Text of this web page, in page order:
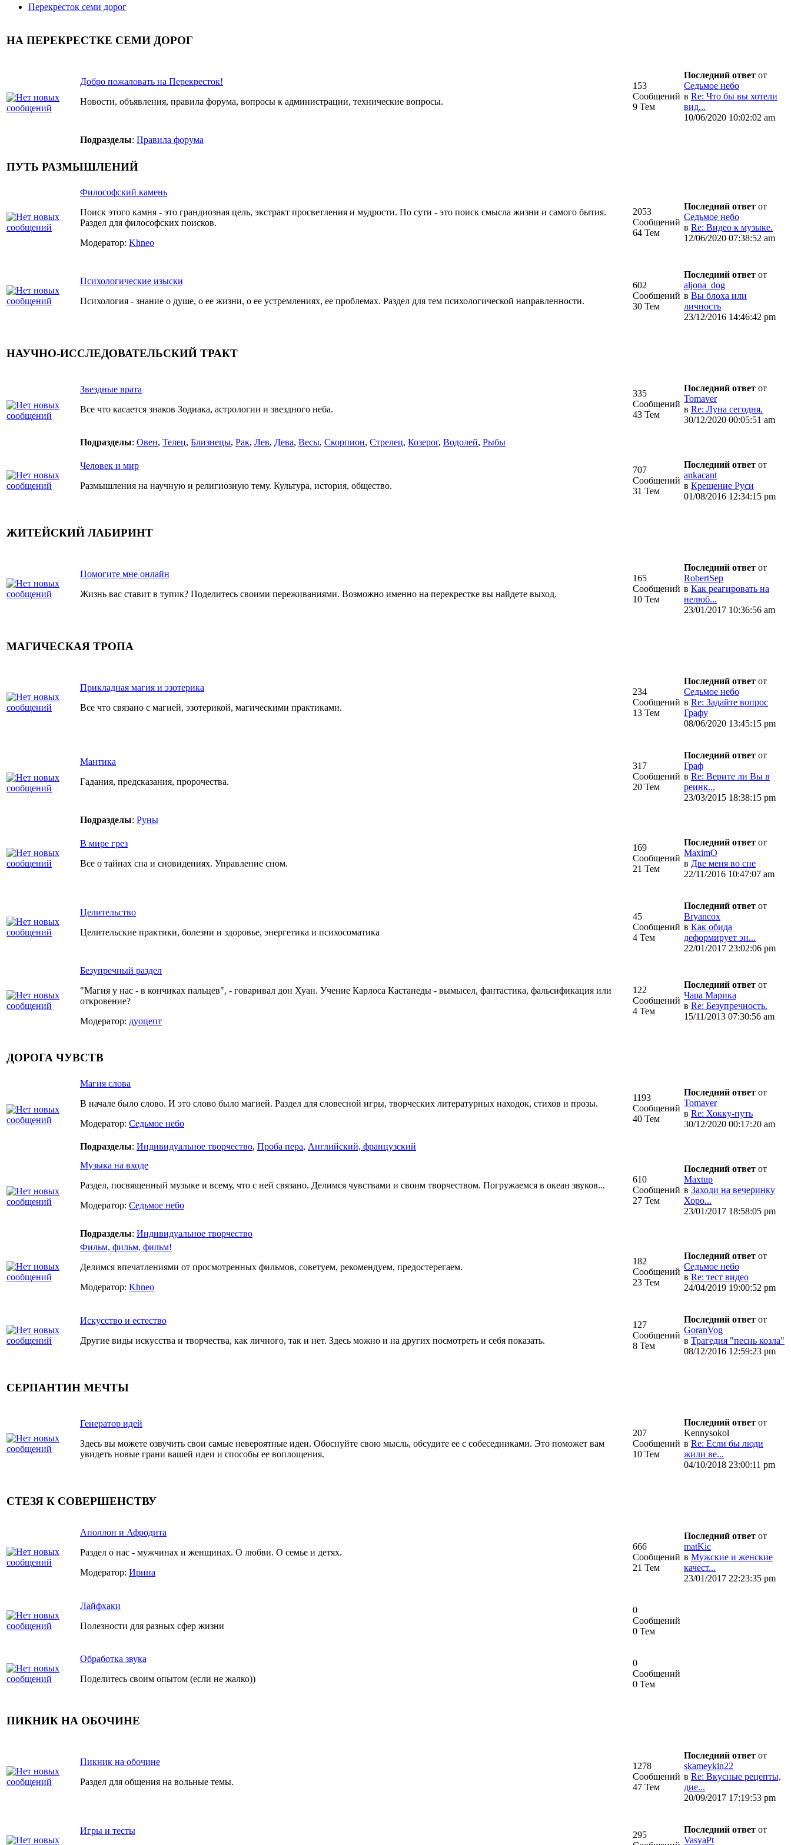
Перекресток семи дорог
НА ПЕРЕКРЕСТКЕ СЕМИ ДОРОГ
Добро пожаловать на Перекресток!
Новости, объявления, правила форума, вопросы к администрации, технические вопросы.
153
Сообщений
9 Тем
Последний ответ от
Седьмое небо
в Re: Что бы вы хотели
вид...
10/06/2020 10:02:02 am
Подразделы: Правила форума
ПУТЬ РАЗМЫШЛЕНИЙ
Философский камень
Поиск этого камня - это грандиозная цель, экстракт просветления и мудрости. По сути - это поиск смысла жизни и самого бытия.
Раздел для философских поисков.
Модератор: Khneo
2053
Сообщений
64 Тем
Последний ответ от
Седьмое небо
в Re: Видео к музыке.
12/06/2020 07:38:52 am
Психологические изыски
Психология - знание о душе, о ее жизни, о ее устремлениях, ее проблемах. Раздел для тем психологической направленности.
602
Сообщений
30 Тем
Последний ответ от
aljona_dog
в Вы блоха или
личность
23/12/2016 14:46:42 pm
НАУЧНО-ИССЛЕДОВАТЕЛЬСКИЙ ТРАКТ
Звездные врата
Все что касается знаков Зодиака, астрологии и звездного неба.
335
Сообщений
43 Тем
Последний ответ от
Tomaver
в Re: Луна сегодня.
30/12/2020 00:05:51 am
Подразделы: Овен, Телец, Близнецы, Рак, Лев, Дева, Весы, Скорпион, Стрелец, Козерог, Водолей, Рыбы
Человек и мир
Размышления на научную и религиозную тему. Культура, история, общество.
707
Сообщений
31 Тем
Последний ответ от
ankacant
в Крещение Руси
01/08/2016 12:34:15 pm
ЖИТЕЙСКИЙ ЛАБИРИНТ
Помогите мне онлайн
Жизнь вас ставит в тупик? Поделитесь своими переживаниями. Возможно именно на перекрестке вы найдете выход.
165
Сообщений
10 Тем
Последний ответ от
RobertSep
в Как реагировать на
нелюб...
23/01/2017 10:36:56 am
МАГИЧЕСКАЯ ТРОПА
Прикладная магия и эзотерика
Все что связано с магией, эзотерикой, магическими практиками.
234
Сообщений
13 Тем
Последний ответ от
Седьмое небо
в Re: Задайте вопрос
Графу
08/06/2020 13:45:15 pm
Мантика
Гадания, предсказания, пророчества.
317
Сообщений
20 Тем
Последний ответ от
Граф
в Re: Верите ли Вы в
реинк...
23/03/2015 18:38:15 pm
Подразделы: Руны
В мире грез
Все о тайнах сна и сновидениях. Управление сном.
169
Сообщений
21 Тем
Последний ответ от
MaximO
в Две меня во сне
22/11/2016 10:47:07 am
Целительство
Целительские практики, болезни и здоровье, энергетика и психосоматика
45
Сообщений
4 Тем
Последний ответ от
Bryancox
в Как обида
деформирует эн...
22/01/2017 23:02:06 pm
Безупречный раздел
"Магия у нас - в кончиках пальцев", - говаривал дон Хуан. Учение Карлоса Кастанеды - вымысел, фантастика, фальсификация или
откровение?
Модератор: дуоцепт
122
Сообщений
4 Тем
Последний ответ от
Чара Марика
в Re: Безупречность.
15/11/2013 07:30:56 am
ДОРОГА ЧУВСТВ
Магия слова
В начале было слово. И это слово было магией. Раздел для словесной игры, творческих литературных находок, стихов и прозы.
Модератор: Седьмое небо
1193
Сообщений
40 Тем
Последний ответ от
Tomaver
в Re: Хокку-путь
30/12/2020 00:17:20 am
Подразделы: Индивидуальное творчество, Проба пера, Английский, французский
Музыка на входе
Раздел, посвященный музыке и всему, что с ней связано. Делимся чувствами и своим творчеством. Погружаемся в океан звуков...
Модератор: Седьмое небо
610
Сообщений
27 Тем
Последний ответ от
Maxtup
в Заходи на вечеринку
Хоро...
23/01/2017 18:58:05 pm
Подразделы: Индивидуальное творчество
Фильм, фильм, фильм!
Делимся впечатлениями от просмотренных фильмов, советуем, рекомендуем, предостерегаем.
Модератор: Khneo
182
Сообщений
23 Тем
Последний ответ от
Седьмое небо
в Re: тест видео
24/04/2019 19:00:52 pm
Искусство и естество
Другие виды искусства и творчества, как личного, так и нет. Здесь можно и на других посмотреть и себя показать.
127
Сообщений
8 Тем
Последний ответ от
GoranVog
в Трагедия "песнь козла"
08/12/2016 12:59:23 pm
СЕРПАНТИН МЕЧТЫ
Генератор идей
Здесь вы можете озвучить свои самые невероятные идеи. Обоснуйте свою мысль, обсудите ее с собеседниками. Это поможет вам
увидеть новые грани вашей идеи и способы ее воплощения.
207
Сообщений
10 Тем
Последний ответ от
Kennysokol
в Re: Если бы люди
жили ве...
04/10/2018 23:00:11 pm
СТЕЗЯ К СОВЕРШЕНСТВУ
Аполлон и Афродита
Раздел о нас - мужчинах и женщинах. О любви. О семье и детях.
Модератор: Ирина
666
Сообщений
21 Тем
Последний ответ от
matKic
в Мужские и женские
качест...
23/01/2017 22:23:35 pm
Лайфхаки
Полезности для разных сфер жизни
0
Сообщений
0 Тем
Обработка звука
Поделитесь своим опытом (если не жалко))
0
Сообщений
0 Тем
ПИКНИК НА ОБОЧИНЕ
Пикник на обочине
Раздел для общения на вольные темы.
1278
Сообщений
47 Тем
Последний ответ от
skameykin22
в Re: Вкусные рецепты,
дие...
20/09/2017 17:19:53 pm
Игры и тесты
295
Последний ответ от
VasyaPt